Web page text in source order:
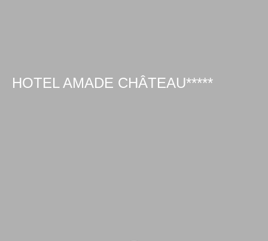
HOTEL AMADE CHÂTEAU*****